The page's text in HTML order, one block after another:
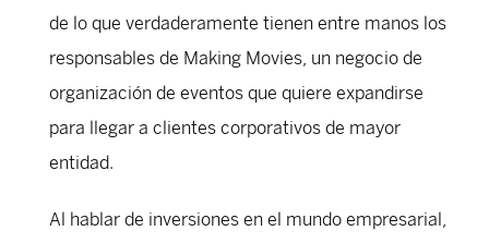
de lo que verdaderamente tienen entre manos los
responsables de Making Movies, un negocio de
organización de eventos que quiere expandirse
para llegar a clientes corporativos de mayor
entidad.
Al hablar de inversiones en el mundo empresarial,